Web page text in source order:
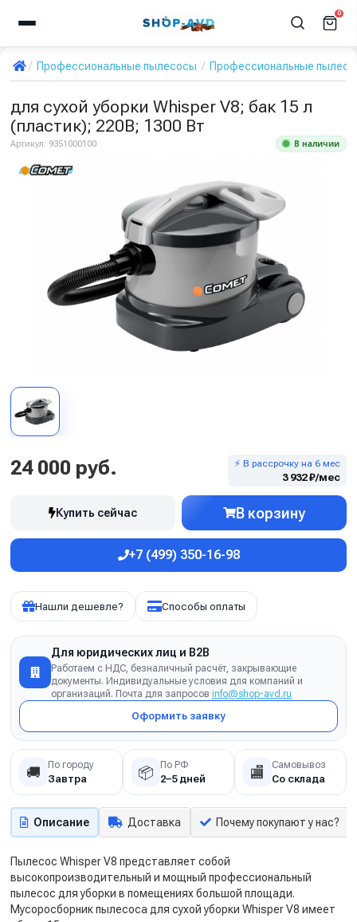
0
Профессиональные пылесосы Профессиональные
для сухой уборки Whisper V8; бак 15 л
(пластик); 220В; 1300 Вт
Артикул: 9351000100 В наличии
24 000 руб. ⚡ В рассрочку на 6 мес
3 932 ₽/мес
Купить сейчас В корзину
+7 (499) 350-16-98
Нашли дешевле? Способы оплаты
Для юридических лиц и B2B
Работаем с НДС, безналичный расчёт, закрывающие
документы. Индивидуальные условия для компаний и
организаций. Почта для запросов info@shop-avd.ru
Оформить заявку
🚚 По городу
Завтра 📦 По РФ
2–5 дней 🏬 Самовывоз
Со склада
Описание Доставка Почему покупают у нас?
Пылесос Whisper V8 представляет собой
высокопроизводительный и мощный профессиональный
пылесос для уборки в помещениях большой площади.
Мусоросборник пылесоса для сухой уборки Whisper V8 имеет